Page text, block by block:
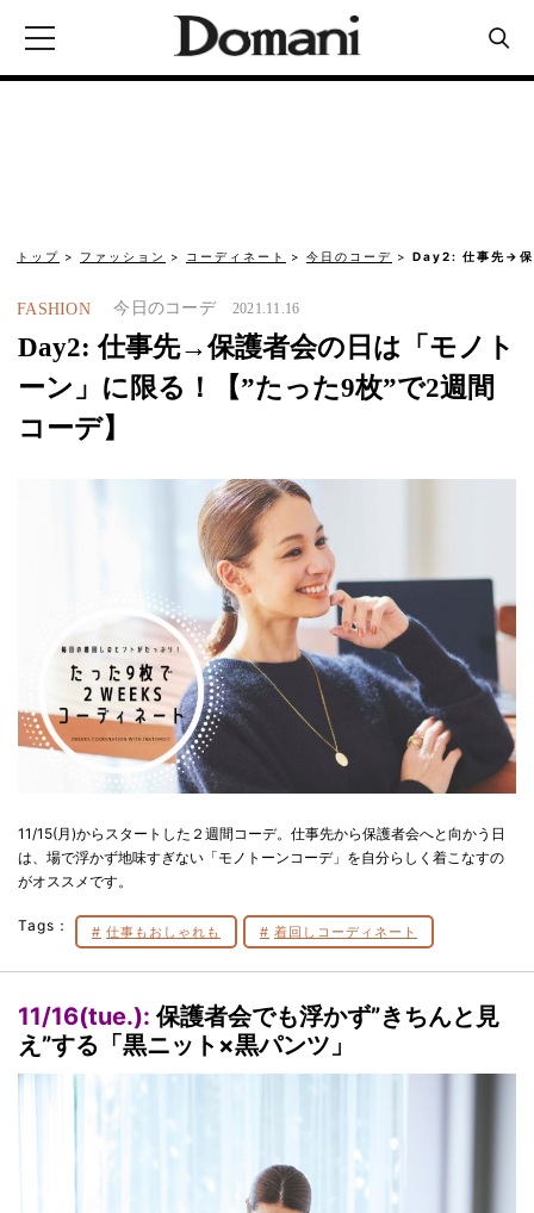
トップ ファッション コーディネート 今日のコーデ Day2: 仕事先→保
FASHION 今日のコーデ 2021.11.16
Day2: 仕事先→保護者会の日は「モノト
ーン」に限る！【”たった9枚”で2週間
コーデ】
11/15(月)からスタートした２週間コーデ。仕事先から保護者会へと向かう日
は、場で浮かず地味すぎない「モノトーンコーデ」を自分らしく着こなすの
がオススメです。
Tags： 仕事もおしゃれも 着回しコーディネート
11/16(tue.): 保護者会でも浮かず”きちんと見
え”する「黒ニット×黒パンツ」